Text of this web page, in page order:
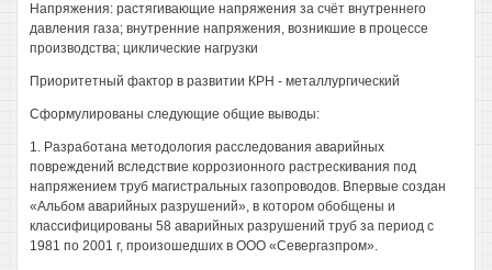
Напряжения: растягивающие напряжения за счёт внутреннего
давления газа; внутренние напряжения, возникшие в процессе
производства; циклические нагрузки
Приоритетный фактор в развитии КРН - металлургический
Сформулированы следующие общие выводы:
1. Разработана методология расследования аварийных
повреждений вследствие коррозионного растрескивания под
напряжением труб магистральных газопроводов. Впервые создан
«Альбом аварийных разрушений», в котором обобщены и
классифицированы 58 аварийных разрушений труб за период с
1981 по 2001 г, произошедших в ООО «Севергазпром».